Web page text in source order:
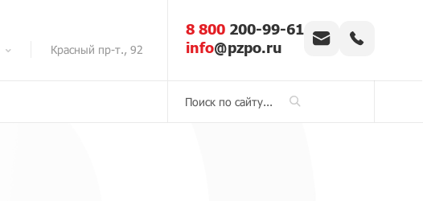
Красный пр-т., 92
8 800 200-99-61
info@pzpo.ru